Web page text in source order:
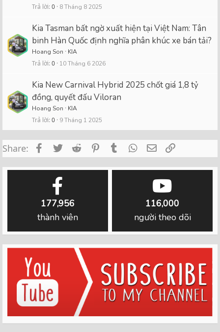
Trả lời 0 8 Tháng 8 2025
Kia Tasman bất ngờ xuất hiện tại Việt Nam: Tân
binh Hàn Quốc định nghĩa phân khúc xe bán tải?
Hoang Son KIA
Trả lời 0 10 Tháng 6 2026
Kia New Carnival Hybrid 2025 chốt giá 1,8 tỷ
đồng, quyết đấu Viloran
Hoang Son KIA
Trả lời 0 9 Tháng 1 2025
Share: FacebookTwitterReddit PinterestTumblrWhatsApp
Email
177,956
thành viên
116,000
người theo dõi